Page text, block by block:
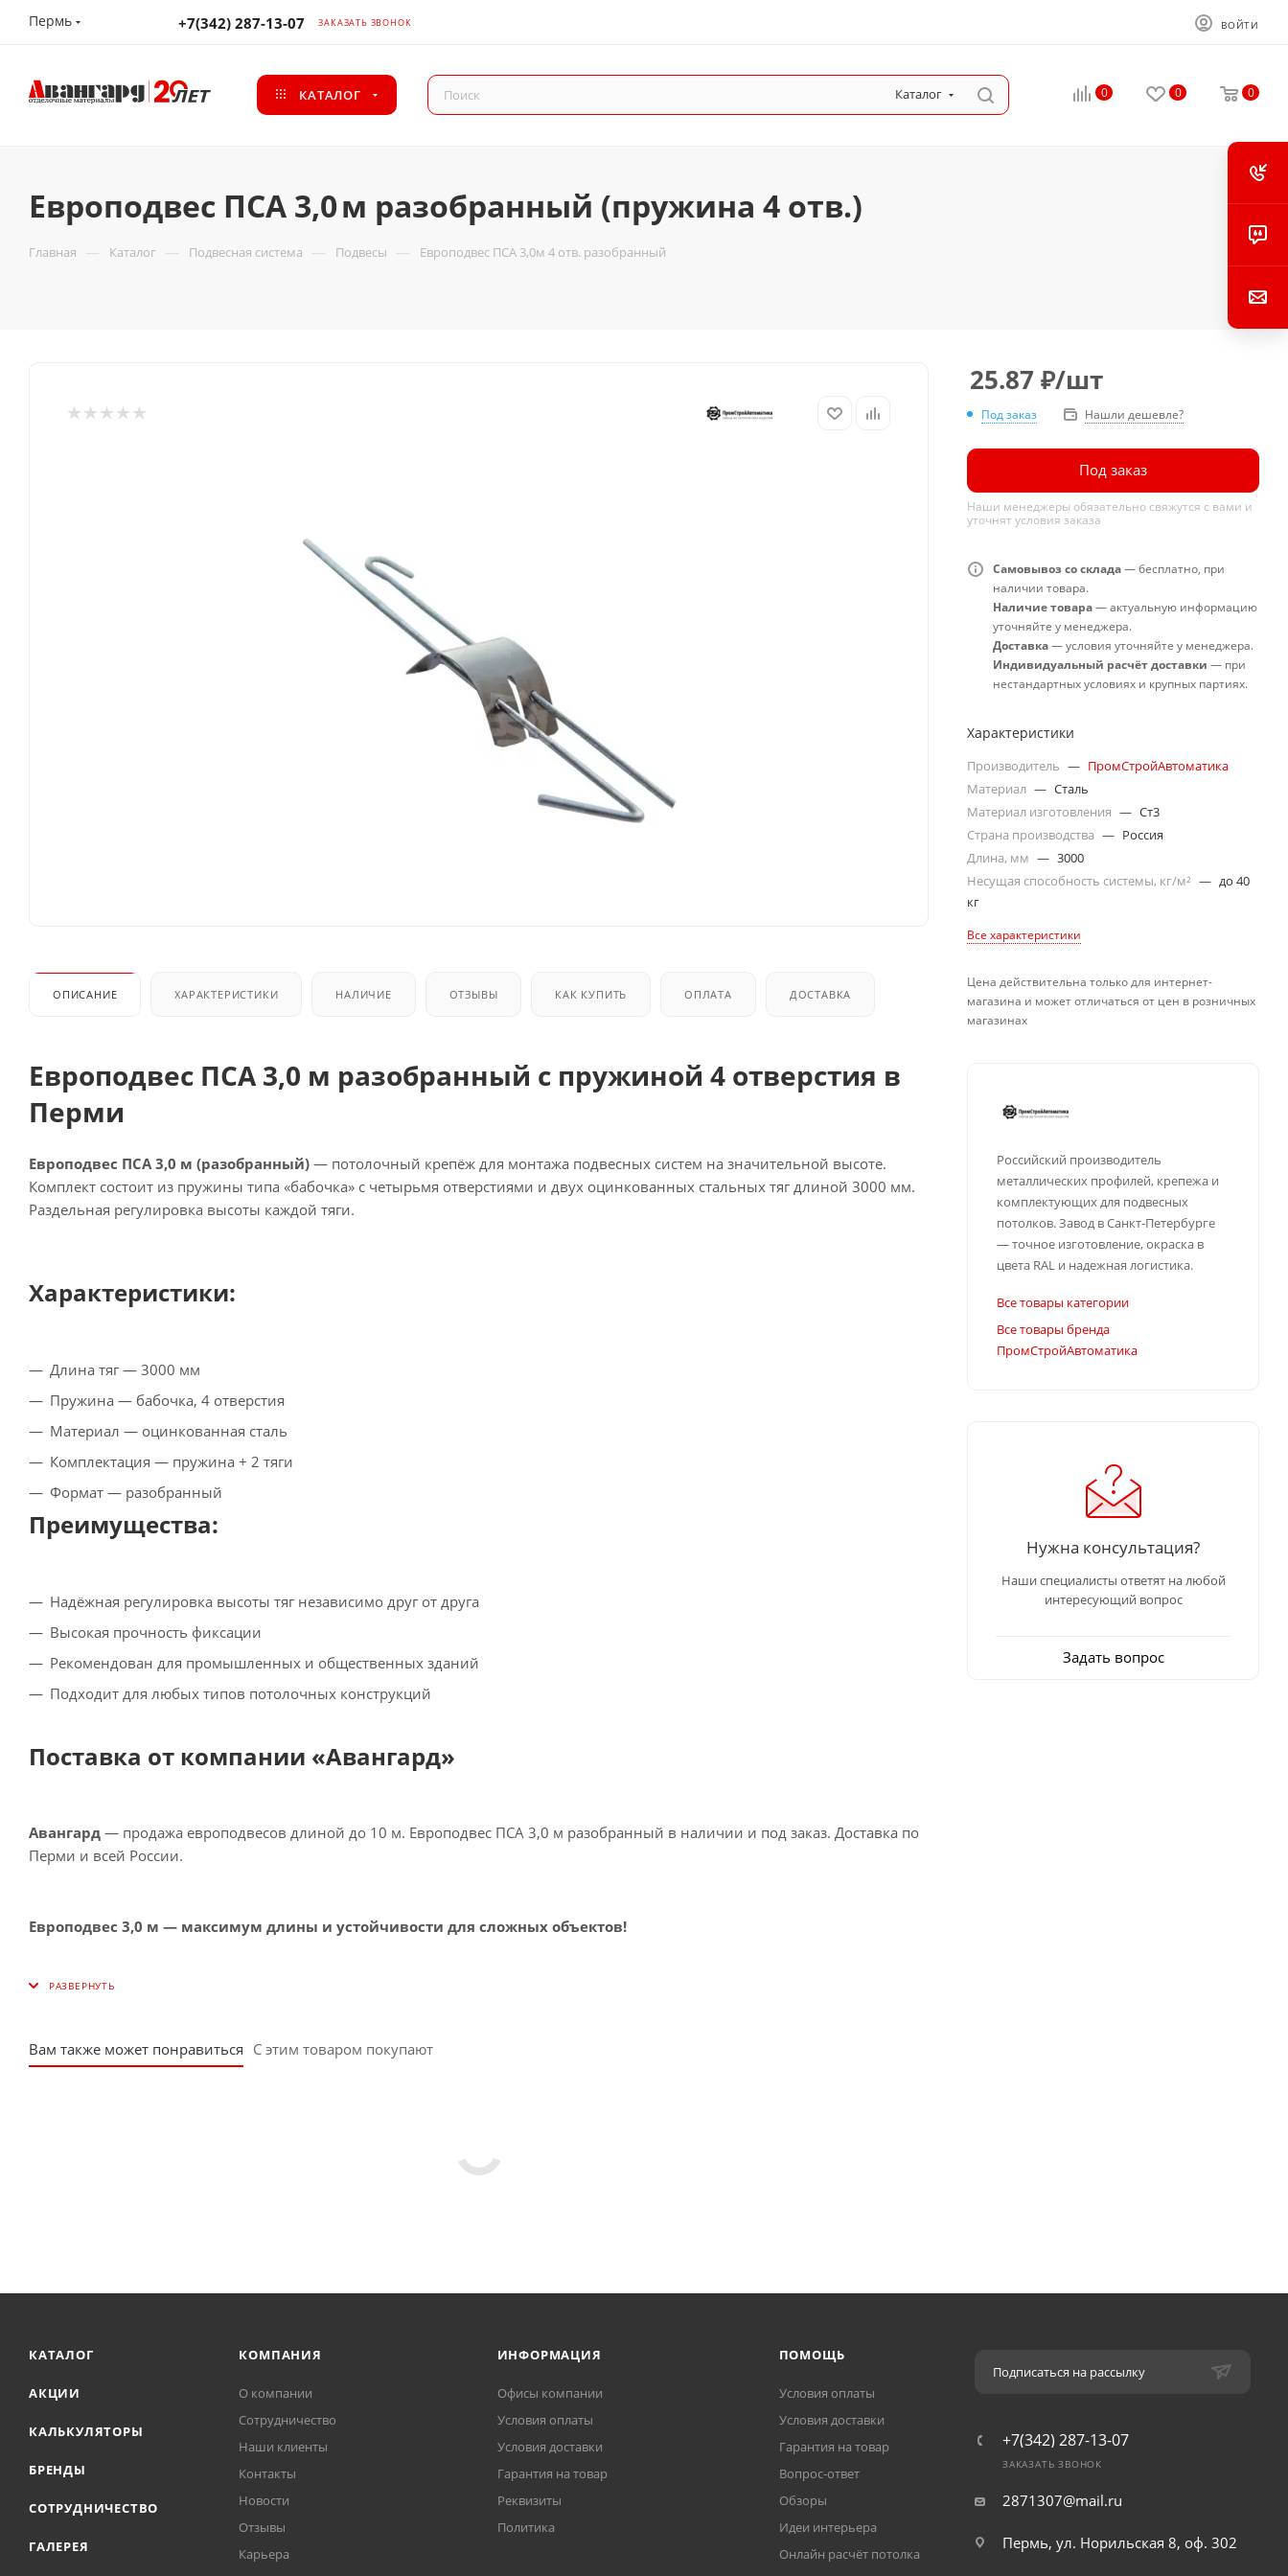
Пермь +7(342) 287-13-07 ЗАКАЗАТЬ ЗВОНОК ВОЙТИ
КАТАЛОГ Каталог 0 0 0
Европодвес ПСА 3,0 м разобранный (пружина 4 отв.)
Главная — Каталог — Подвесная система — Подвесы — Европодвес ПСА 3,0м 4 отв. разобранный
ОПИСАНИЕ ХАРАКТЕРИСТИКИ НАЛИЧИЕ ОТЗЫВЫ КАК КУПИТЬ ОПЛАТА ДОСТАВКА
Европодвес ПСА 3,0 м разобранный с пружиной 4 отверстия в
Перми
Европодвес ПСА 3,0 м (разобранный) — потолочный крепёж для монтажа подвесных систем на значительной высоте.
Комплект состоит из пружины типа «бабочка» с четырьмя отверстиями и двух оцинкованных стальных тяг длиной 3000 мм.
Раздельная регулировка высоты каждой тяги.
Характеристики:
Длина тяг — 3000 мм
Пружина — бабочка, 4 отверстия
Материал — оцинкованная сталь
Комплектация — пружина + 2 тяги
Формат — разобранный
Преимущества:
Надёжная регулировка высоты тяг независимо друг от друга
Высокая прочность фиксации
Рекомендован для промышленных и общественных зданий
Подходит для любых типов потолочных конструкций
Поставка от компании «Авангард»
Авангард — продажа европодвесов длиной до 10 м. Европодвес ПСА 3,0 м разобранный в наличии и под заказ. Доставка по
Перми и всей России.
Европодвес 3,0 м — максимум длины и устойчивости для сложных объектов!
Вам также может понравиться С этим товаром покупают
25.87 ₽/шт
Под заказ Нашли дешевле?
Под заказ
Наши менеджеры обязательно свяжутся с вами и
уточнят условия заказа
Самовывоз со склада— бесплатно, при
наличии товара.
Наличие товара— актуальную информацию
уточняйте у менеджера.
Доставка— условия уточняйте у менеджера.
Индивидуальный расчёт доставки — при
нестандартных условиях и крупных партиях.
Характеристики
Производитель — ПромСтройАвтоматика
Материал — Сталь
Материал изготовления — Ст3
Страна производства — Россия
Длина, мм — 3000
Несущая способность системы, кг/м² — до 40
кг
Все характеристики
Цена действительна только для интернет-
магазина и может отличаться от цен в розничных
магазинах
Российский производитель
металлических профилей, крепежа и
комплектующих для подвесных
потолков. Завод в Санкт‑Петербурге
— точное изготовление, окраска в
цвета RAL и надежная логистика.
Все товары категории
Все товары бренда
ПромСтройАвтоматика
Нужна консультация?
Наши специалисты ответят на любой
интересующий вопрос
Задать вопрос
КАТАЛОГ
АКЦИИ
КАЛЬКУЛЯТОРЫ
БРЕНДЫ
СОТРУДНИЧЕСТВО
ГАЛЕРЕЯ
КОМПАНИЯ
О компании
Сотрудничество
Наши клиенты
Контакты
Новости
Отзывы
Карьера
ИНФОРМАЦИЯ
Офисы компании
Условия оплаты
Условия доставки
Гарантия на товар
Реквизиты
Политика
ПОМОЩЬ
Условия оплаты
Условия доставки
Гарантия на товар
Вопрос-ответ
Обзоры
Идеи интерьера
Онлайн расчёт потолка
Подписаться на рассылку
+7(342) 287-13-07
ЗАКАЗАТЬ ЗВОНОК
2871307@mail.ru
Пермь, ул. Норильская 8, оф. 302